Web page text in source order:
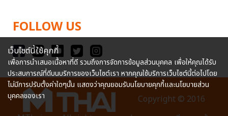
FOLLOW US
Copyright © 2016
เว็บไซต์นี้ใช้คุกกี้
เพื่อการนำเสนอเนื้อหาที่ดี รวมถึงการจัดการข้อมูลส่วนบุคคล เพื่อให้คุณได้รับ
ประสบการณ์ที่ดีบนบริการของเว็บไซต์เรา หากคุณใช้บริการเว็บไซต์นี้ต่อไปโดย
ไม่มีการปรับตั้งค่าใดๆนั้น แสดงว่าคุณยอมรับนโยบายคุกกี้และนโยบายส่วน
บุคคลของเรา